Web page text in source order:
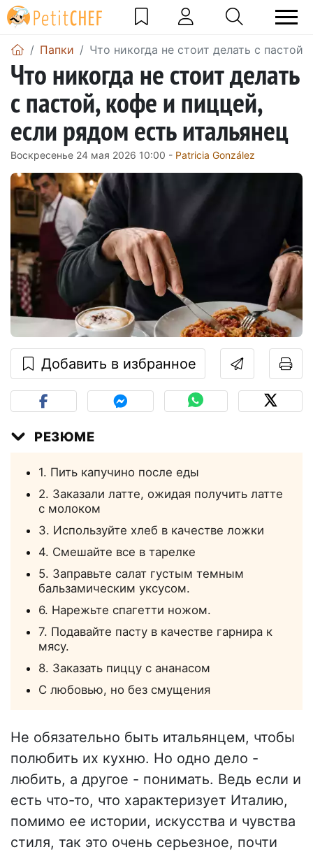
Папки Что никогда не стоит делать с
Что никогда не стоит делать
с пастой, кофе и пиццей,
если рядом есть итальянец
Воскресенье 24 мая 2026 10:00 - Patricia González
Добавить в избранное
РЕЗЮМЕ
1. Пить капучино после еды
2. Заказали латте, ожидая получить латте
с молоком
3. Используйте хлеб в качестве ложки
4. Смешайте все в тарелке
5. Заправьте салат густым темным
бальзамическим уксусом.
6. Нарежьте спагетти ножом.
7. Подавайте пасту в качестве гарнира к
мясу.
8. Заказать пиццу с ананасом
С любовью, но без смущения
Не обязательно быть итальянцем, чтобы
полюбить их кухню. Но одно дело -
любить, а другое - понимать. Ведь если и
есть что-то, что характеризует Италию,
помимо ее истории, искусства и чувства
стиля, так это очень серьезное, почти